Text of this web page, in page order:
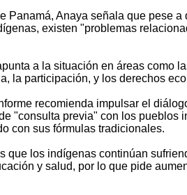
Panamá, Anaya señala que pese
existen "problemas
a la situación en áreas como
la participación, y los derechos
recomienda impulsar el
"consulta previa" con los pueblos
con sus fórmulas tradicionales.
que los indígenas continúan
y salud, por lo que pide